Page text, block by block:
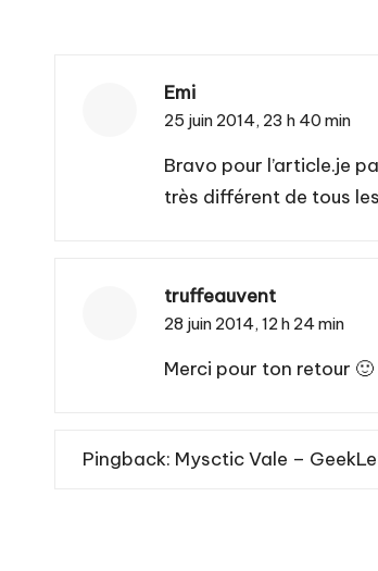
Emi
25 juin 2014, 23 h 40 min
Bravo pour l’article.je
très différent de tous
truffeauvent
28 juin 2014, 12 h 24 min
Merci pour ton retour 🙂
Pingback: Mysctic Vale –